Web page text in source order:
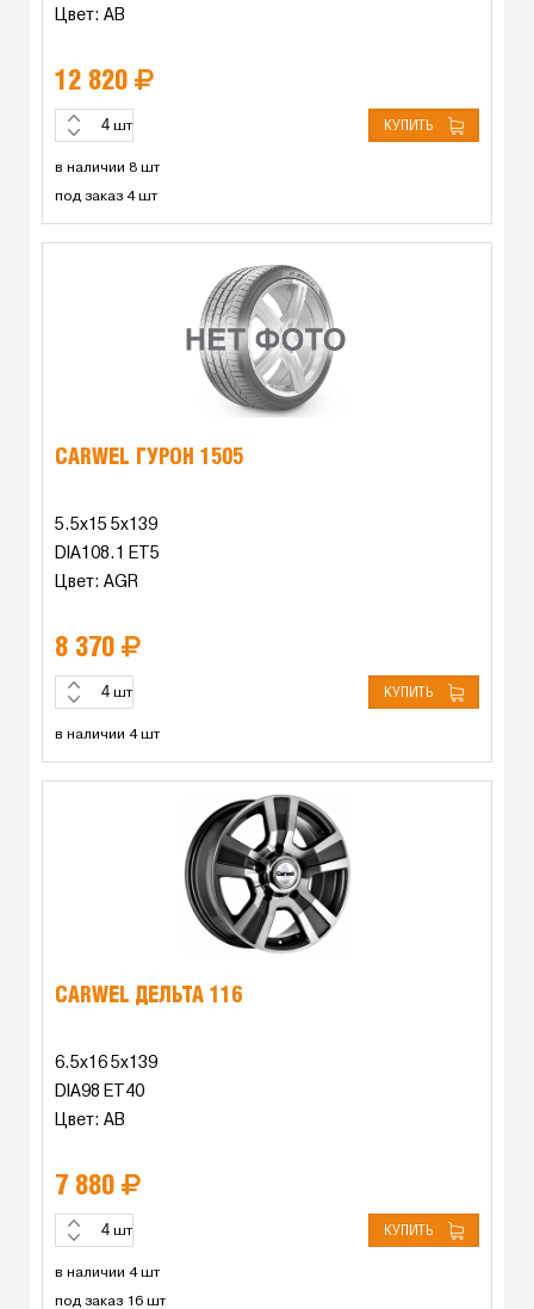
Цвет: AB
12 820
шт КУПИТЬ
в наличии 8 шт
под заказ 4 шт
CARWEL ГУРОН 1505
5.5x15 5x139
DIA108.1 ET5
Цвет: AGR
8 370
шт КУПИТЬ
в наличии 4 шт
CARWEL ДЕЛЬТА 116
6.5x16 5x139
DIA98 ET40
Цвет: AB
7 880
шт КУПИТЬ
в наличии 4 шт
под заказ 16 шт